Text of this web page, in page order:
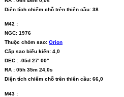
Diện tích chiếm chỗ trên thiên cầu: 38
M42 :
NGC: 1976
Thuộc chòm sao: Orion
Cấp sao biểu kiến: 4,0
DEC : -05d 27' 00''
RA : 05h 35m 24,0s
Diện tích chiếm chỗ trên thiên cầu: 66,0
M43 :